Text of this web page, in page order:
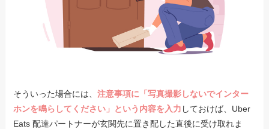
そういった場合には、注意事項に「写真撮影しないでインター
ホンを鳴らしてください」という内容を入力 しておけば、Uber
Eats 配達パートナーが玄関先に置き配した直後に受け取れま